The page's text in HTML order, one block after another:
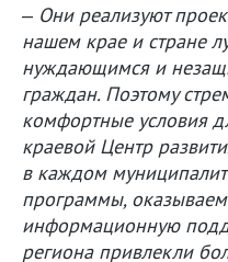
– Они реализуют
нашем крае и стране
нуждающимся и
граждан. Поэтому
комфортные условия
краевой Центр
в каждом
программы,
информационную
региона привлекли